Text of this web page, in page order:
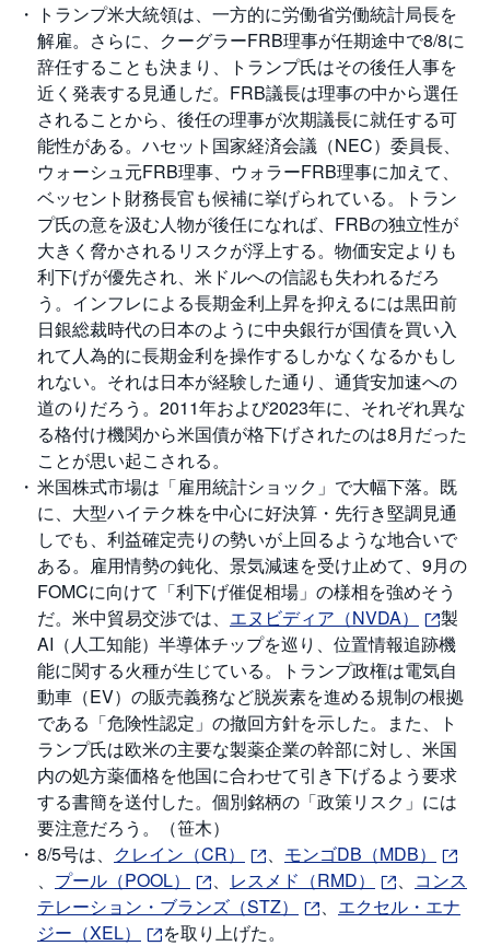
先
物
・
オ
プ
シ
ョ
ン
商
品
先
物
金
・
銀
・
プ
ラ
チ
ナ
外
貨
建
M
M
F
NE
取
引
所
C
F
D
(
く
り
っ
く
株
3
6
5)
店
頭
C
F
D
トランプ米大統領は、一方的に労働省労働統計局長を
解雇。さらに、クーグラーFRB理事が任期途中で8/8に
辞任することも決まり、トランプ氏はその後任人事を
近く発表する見通しだ。FRB議長は理事の中から選任
されることから、後任の理事が次期議長に就任する可
能性がある。ハセット国家経済会議（NEC）委員長、
ウォーシュ元FRB理事、ウォラーFRB理事に加えて、
ベッセント財務長官も候補に挙げられている。トラン
プ氏の意を汲む人物が後任になれば、FRBの独立性が
大きく脅かされるリスクが浮上する。物価安定よりも
利下げが優先され、米ドルへの信認も失われるだろ
う。インフレによる長期金利上昇を抑えるには黒田前
日銀総裁時代の日本のように中央銀行が国債を買い入
れて人為的に長期金利を操作するしかなくなるかもし
れない。それは日本が経験した通り、通貨安加速への
道のりだろう。2011年および2023年に、それぞれ異な
る格付け機関から米国債が格下げされたのは8月だった
ことが思い起こされる。
米国株式市場は「雇用統計ショック」で大幅下落。既
に、大型ハイテク株を中心に好決算・先行き堅調見通
しでも、利益確定売りの勢いが上回るような地合いで
ある。雇用情勢の鈍化、景気減速を受け止めて、9月の
FOMCに向けて「利下げ催促相場」の様相を強めそう
だ。米中貿易交渉では、 エヌビディア（NVDA）
製
AI（人工知能）半導体チップを巡り、位置情報追跡機
能に関する火種が生じている。トランプ政権は電気自
動車（EV）の販売義務など脱炭素を進める規制の根拠
である「危険性認定」の撤回方針を示した。また、ト
ランプ氏は欧米の主要な製薬企業の幹部に対し、米国
内の処方薬価格を他国に合わせて引き下げるよう要求
する書簡を送付した。個別銘柄の「政策リスク」には
要注意だろう。（笹木）
8/5号は、 クレイン（CR） 、 モンゴDB（MDB）
、 プール（POOL） 、 レスメド（RMD） 、 コンス
テレーション・ブランズ（STZ）
、 エクセル・エナ
ジー（XEL）
を取り上げた。